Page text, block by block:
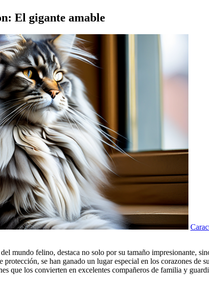
El gigante amable
mundo felino, destaca no solo por su tamaño impresionante,
se han ganado un lugar especial en los corazones de
que los convierten en excelentes compañeros de familia y